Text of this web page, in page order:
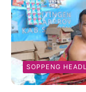
SOPPENG